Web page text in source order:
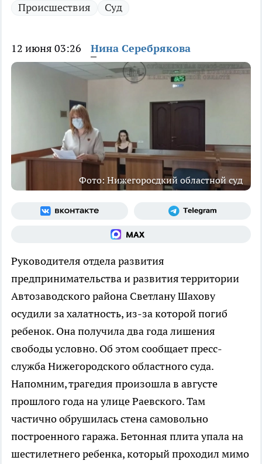
Происшествия
Суд
12 июня 03:26 Нина Серебрякова
Фото: Нижегоросдкий областной суд
Руководителя отдела развития
предпринимательства и развития территории
Автозаводского района Светлану Шахову
осудили за халатность, из-за которой погиб
ребенок. Она получила два года лишения
свободы условно. Об этом сообщает пресс-
служба Нижегородского областного суда.
Напомним, трагедия произошла в августе
прошлого года на улице Раевского. Там
частично обрушилась стена самовольно
построенного гаража. Бетонная плита упала на
шестилетнего ребенка, который проходил мимо